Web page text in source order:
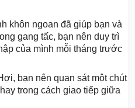
khôn ngoan đã giúp bạn và
gang tấc, bạn nên duy trì
của mình mỗi tháng trước
bạn nên quan sát một chút
trong cách giao tiếp giữa